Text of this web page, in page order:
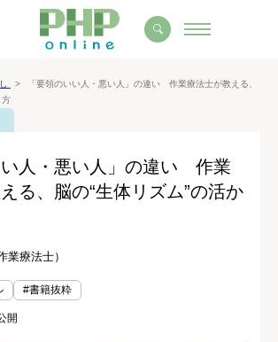
「要領のいい人・悪い人」の違い 作業療法士が教える、
方
い人・悪い人」の違い 作業
る、脳の“生体リズム”の活か
業療法士）
#書籍抜粋
開